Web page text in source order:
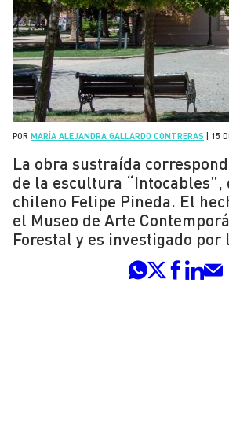
POR MARÍA ALEJANDRA GALLARDO CONTRERAS 15
La obra sustraída
de la escultura
chileno Felipe Pineda. El
el Museo de Arte
Forestal y es investigado por